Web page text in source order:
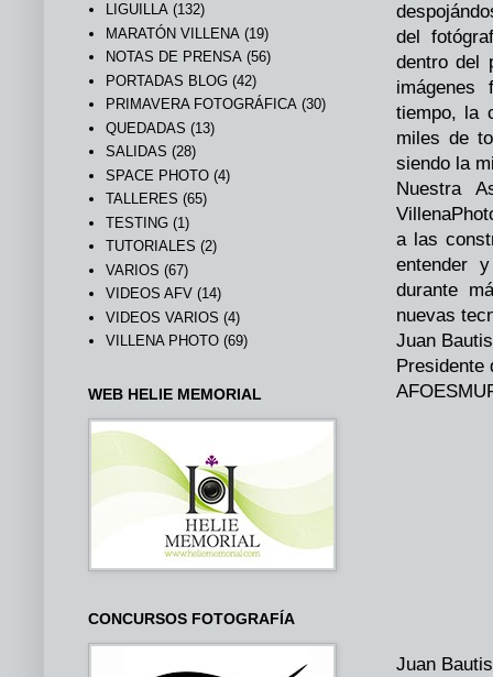
del
dentro del
tiempo, la
miles de
siendo la
Nuestra
a las
entender
durante
nuevas
Juan
Juan
LIGUILLA (132)
MARATÓN VILLENA (19)
NOTAS DE PRENSA (56)
PORTADAS BLOG (42)
PRIMAVERA FOTOGRÁFICA (30)
QUEDADAS (13)
SALIDAS (28)
SPACE PHOTO (4)
TALLERES (65)
TESTING (1)
TUTORIALES (2)
VARIOS (67)
VIDEOS AFV (14)
VIDEOS VARIOS (4)
VILLENA PHOTO (69)
WEB HELIE MEMORIAL
CONCURSOS FOTOGRAFÍA